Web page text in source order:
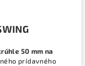
50 mm na
prídavného